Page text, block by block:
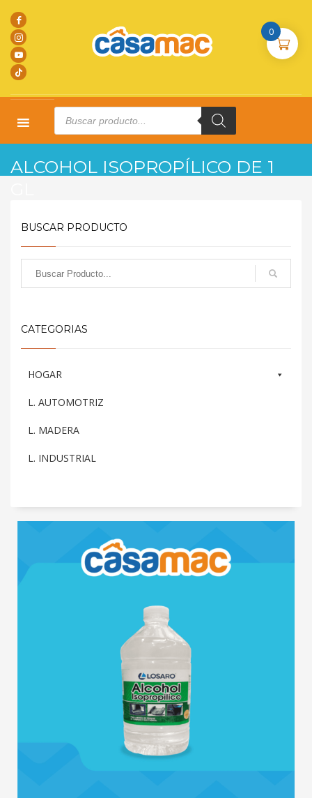
Products
search
ALCOHOL ISOPROPÍLICO DE 1
BUSCAR PRODUCTO
CATEGORIAS
HOGAR
L. AUTOMOTRIZ
L. MADERA
L. INDUSTRIAL
0